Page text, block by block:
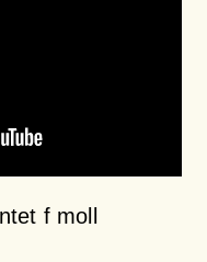
f moll